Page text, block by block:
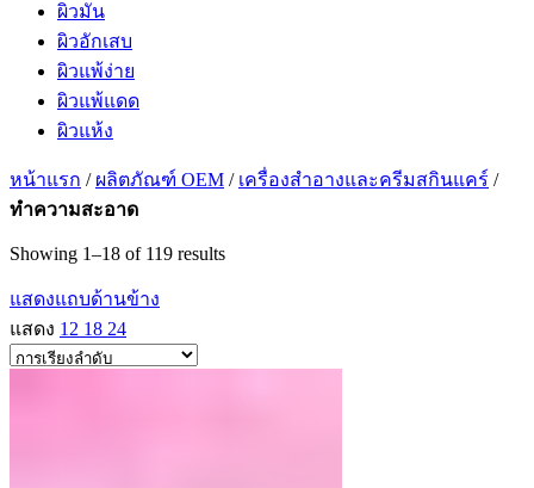
ผิวมัน
ผิวอักเสบ
ผิวแพ้ง่าย
ผิวแพ้แดด
ผิวแห้ง
หน้าแรก / ผลิตภัณฑ์ OEM / เครื่องสำอางและครีมสกินแคร์ /
ทำความสะอาด
Showing 1–18 of 119 results
แสดงแถบด้านข้าง
แสดง 12 18 24